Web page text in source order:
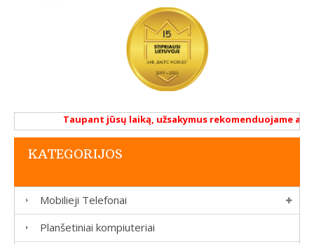
Taupant jūsų laiką, užsakymus rekomenduojame
KATEGORIJOS
Mobilieji Telefonai
Planšetiniai kompiuteriai